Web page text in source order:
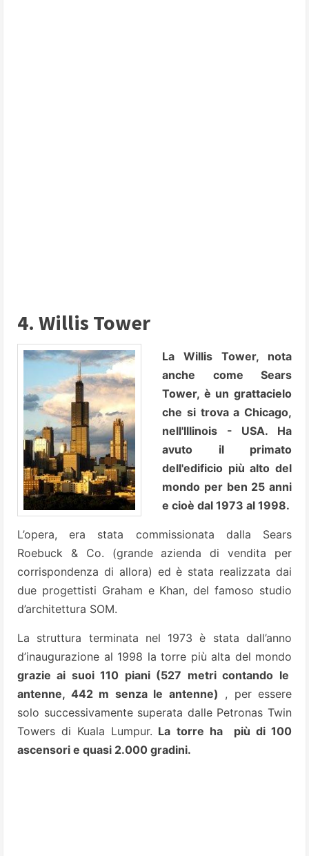
4. Willis Tower
La Willis Tower, nota
anche come Sears
Tower, è un grattacielo
che si trova a Chicago,
nell'Illinois - USA. Ha
avuto il primato
dell'edificio più alto del
mondo per ben 25 anni
e cioè dal 1973 al 1998.
L’opera, era stata commissionata dalla Sears
Roebuck & Co. (grande azienda di vendita per
corrispondenza di allora) ed è stata realizzata dai
due progettisti Graham e Khan, del famoso studio
d’architettura SOM.
La struttura terminata nel 1973 è stata dall’anno
d’inaugurazione al 1998 la torre più alta del mondo
grazie ai suoi 110 piani (527 metri contando le
antenne, 442 m senza le antenne) , per essere
solo successivamente superata dalle Petronas Twin
Towers di Kuala Lumpur. La torre ha più di 100
ascensori e quasi 2.000 gradini.